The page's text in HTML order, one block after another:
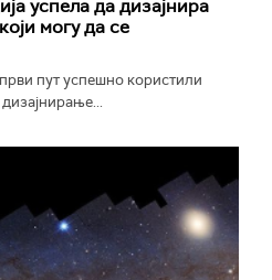
успела да дизајнира
могу да се
пут успешно користили